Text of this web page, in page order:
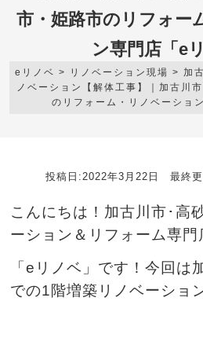
市・姫路市のリフォー
ン専門店「e
eリノベ > リノベーション現場 > 加
ノベーション【解体工事】｜加古川
のリフォーム・リノベーショ
投稿日:2022年3月22日 最終更
こんにちは！加古川市･高
ーション＆リフォーム専門
「eリノベ」です！今回は
での1階増築リノベーショ